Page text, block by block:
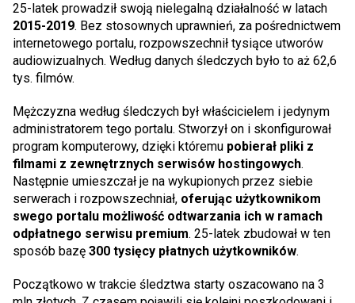
25-latek prowadził swoją nielegalną działalność w latach
2015-2019. Bez stosownych uprawnień, za pośrednictwem
internetowego portalu, rozpowszechnił tysiące utworów
audiowizualnych. Według danych śledczych było to aż 62,6
tys. filmów.
Mężczyzna według śledczych był właścicielem i jedynym
administratorem tego portalu. Stworzył on i skonfigurował
program komputerowy, dzięki któremu pobierał pliki z
filmami z zewnętrznych serwisów hostingowych.
Następnie umieszczał je na wykupionych przez siebie
serwerach i rozpowszechniał, oferując użytkownikom
swego portalu możliwość odtwarzania ich w ramach
odpłatnego serwisu premium. 25-latek zbudował w ten
sposób bazę 300 tysięcy płatnych użytkowników.
Początkowo w trakcie śledztwa starty oszacowano na 3